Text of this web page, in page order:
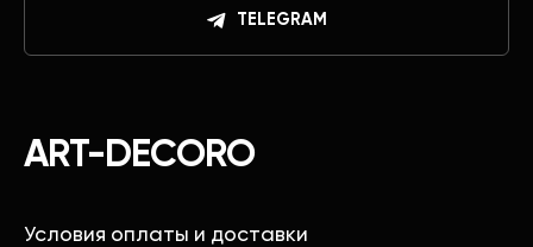
ART-DECORO
Условия оплаты и доставки
TELEGRAM